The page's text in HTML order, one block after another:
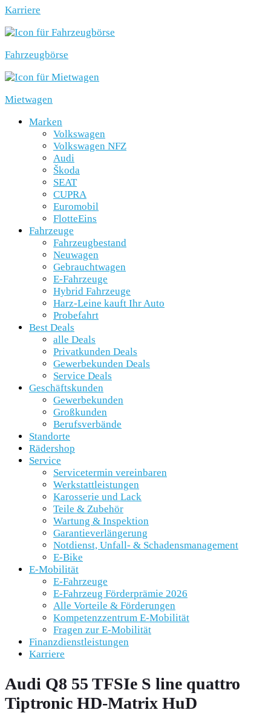
Karriere
Fahrzeugbörse
Mietwagen
Marken
Volkswagen
Volkswagen NFZ
Audi
Škoda
SEAT
CUPRA
Euromobil
FlotteEins
Fahrzeuge
Fahrzeugbestand
Neuwagen
Gebrauchtwagen
E-Fahrzeuge
Hybrid Fahrzeuge
Harz-Leine kauft Ihr Auto
Probefahrt
Best Deals
alle Deals
Privatkunden Deals
Gewerbekunden Deals
Service Deals
Geschäftskunden
Gewerbekunden
Großkunden
Berufsverbände
Standorte
Rädershop
Service
Servicetermin vereinbaren
Werkstattleistungen
Karosserie und Lack
Teile & Zubehör
Wartung & Inspektion
Garantieverlängerung
Notdienst, Unfall- & Schadensmanagement
E-Bike
E-Mobilität
E-Fahrzeuge
E-Fahrzeug Förderprämie 2026
Alle Vorteile & Förderungen
Kompetenzzentrum E-Mobilität
Fragen zur E-Mobilität
Finanzdienstleistungen
Karriere
Audi Q8 55 TFSIe S line quattro
Tiptronic HD-Matrix HuD